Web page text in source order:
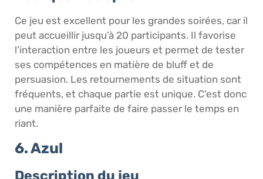
Ce jeu est excellent pour les grandes soirées, car il
peut accueillir jusqu’à 20 participants. Il favorise
l’interaction entre les joueurs et permet de tester
ses compétences en matière de bluff et de
persuasion. Les retournements de situation sont
fréquents, et chaque partie est unique. C’est donc
une manière parfaite de faire passer le temps en
riant.
6. Azul
Description du jeu